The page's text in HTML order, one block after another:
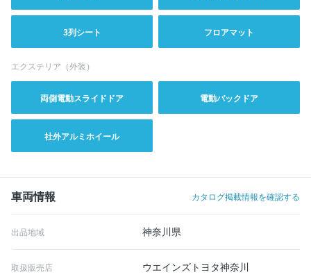
3列シート フロアマット
エクステリア（外装）
両側電動スライドドア 電動バックドア
社外アルミホイール
車両情報 カタログ掲載情報を確認する
出品地域 神奈川県
取扱販売店 ウエインズトヨタ神奈川